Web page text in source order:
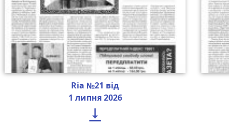
Ria №21 від
1 липня 2026
